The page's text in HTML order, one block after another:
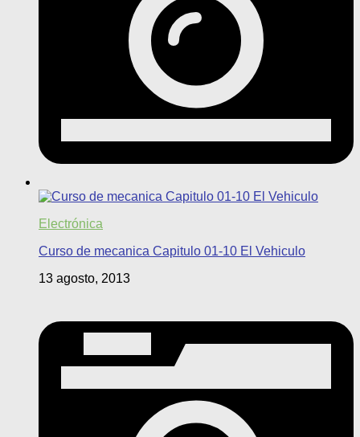
Electrónica
Curso de mecanica Capitulo 01-10 El Vehiculo
13 agosto, 2013